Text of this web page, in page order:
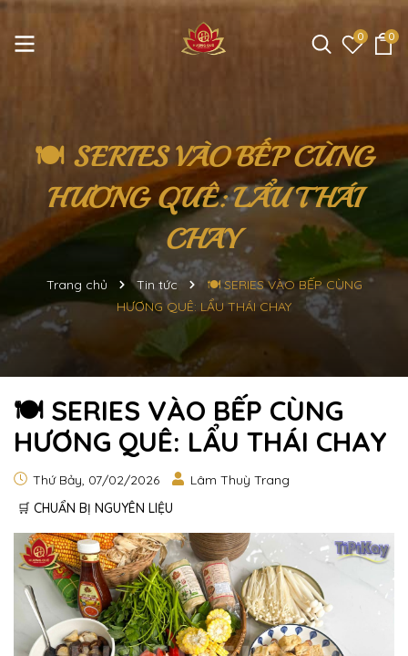
0 0
🍽️ SERIES VÀO BẾP CÙNG
HƯƠNG QUÊ: LẨU THÁI
CHAY
Trang chủ Tin tức
🍽️ SERIES VÀO BẾP CÙNG
HƯƠNG QUÊ: LẨU THÁI CHAY
🍽️ SERIES VÀO BẾP CÙNG
HƯƠNG QUÊ: LẨU THÁI CHAY
Thứ Bảy, 07/02/2026
Lâm Thuỳ Trang
🛒 CHUẨN BỊ NGUYÊN LIỆU